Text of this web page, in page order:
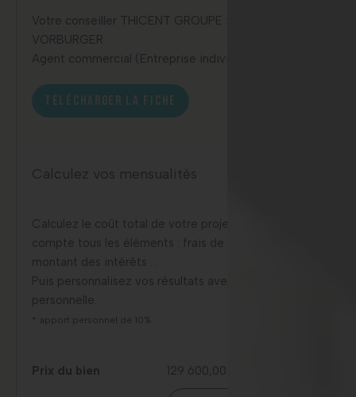
Votre conseiller THICENT GROUPE : Charlène
VORBURGER
Agent commercial (Entreprise individuelle)
TÉLÉCHARGER LA FICHE
Calculez vos mensualités
Calculez le coût total de votre projet, en prenant en
compte tous les éléments : frais de notaire, travaux,
montant des intérêts …
Puis personnalisez vos résultats avec votre situation
personnelle.
* apport personnel de 10%
Prix du bien 129 600,00 €